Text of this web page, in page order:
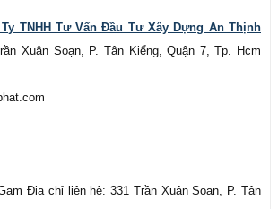
TNHH Tư Vấn Đầu Tư Xây Dựng An Thịnh
Xuân Soạn, P. Tân Kiểng, Quận 7, Tp. Hcm
Địa chỉ liên hệ: 331 Trần Xuân Soạn, P. Tân